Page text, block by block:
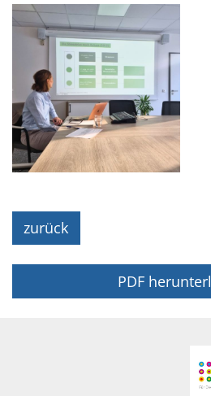
zurück
PDF